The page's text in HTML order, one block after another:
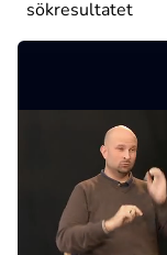
sökresultatet